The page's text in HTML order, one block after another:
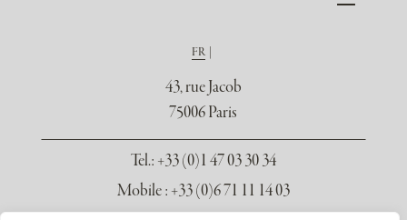
FR
43, rue Jacob
75006 Paris
Tel.: +33 (0)1 47 03 30 34
Mobile : +33 (0)6 71 11 14 03